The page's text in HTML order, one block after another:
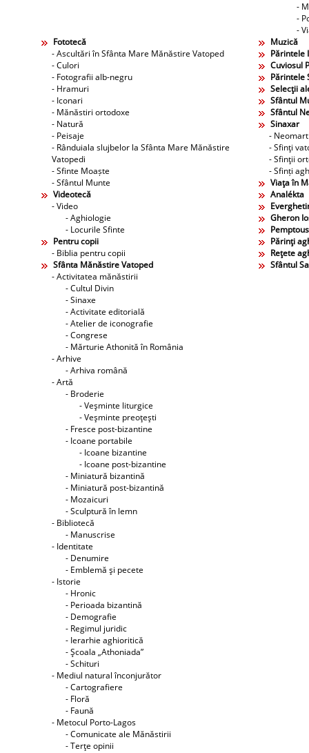
-
-
-
Fototecă
- Ascultări în Sfânta Mare Mănăstire Vatoped
- Culori
- Fotografii alb-negru
- Hramuri
- Iconari
- Mănăstiri ortodoxe
- Natură
- Peisaje
- Rânduiala slujbelor la Sfânta Mare Mănăstire
Vatopedi
- Sfinte Moaște
- Sfântul Munte
Muzică
Părintele
Cuviosul
Părintele
Selecţii
Sfântul
Sfântul
Sinaxar
-
- Sfinţi
- Sfinţii
- Sfinți
Viaţa în
Videotecă
- Video
- Aghiologie
- Locurile Sfinte
Analékta
Gheron
Pentru copii
- Biblia pentru copii
Părinţi
Reţete
Sfânta Mănăstire Vatoped
- Activitatea mănăstirii
- Cultul Divin
- Sinaxe
- Activitate editorială
- Atelier de iconografie
- Congrese
- Mărturie Athonită în România
- Arhive
- Arhiva română
- Artă
- Broderie
- Veşminte liturgice
- Veşminte preoţeşti
- Fresce post-bizantine
- Icoane portabile
- Icoane bizantine
- Icoane post-bizantine
- Miniatură bizantină
- Miniatură post-bizantină
- Mozaicuri
- Sculptură în lemn
- Bibliotecă
- Manuscrise
- Identitate
- Denumire
- Emblemă şi pecete
- Istorie
- Hronic
- Perioada bizantină
- Demografie
- Regimul juridic
- Ierarhie aghioritică
- Şcoala „Athoniada”
- Schituri
- Mediul natural înconjurător
- Cartografiere
- Floră
- Faună
- Metocul Porto-Lagos
- Comunicate ale Mănăstirii
- Terţe opinii
Sfântul